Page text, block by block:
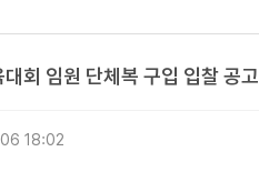
임원 단체복 구입 입찰 공고
18:02